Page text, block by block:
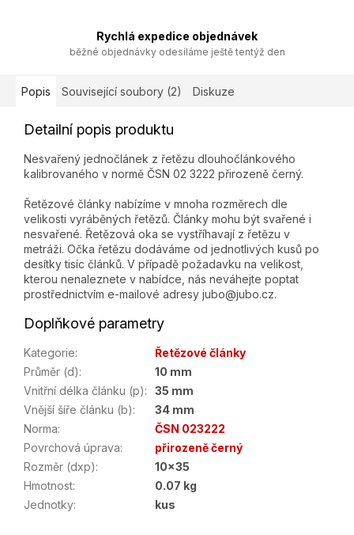
Rychlá expedice objednávek
běžné objednávky odesíláme ještě tentýž den
Popis Související soubory (2) Diskuze
Detailní popis produktu
Nesvařený jednočlánek z řetězu dlouhočlánkového
kalibrovaného v normě ČSN 02 3222 přirozeně černý.
Řetězové články nabízíme v mnoha rozměrech dle
velikosti vyráběných řetězů. Články mohu být svařené i
nesvařené. Řetězová oka se vystříhavají z řetězu v
metráži. Očka řetězu dodáváme od jednotlivých kusů po
desítky tisíc článků. V případě požadavku na velikost,
kterou nenaleznete v nabídce, nás neváhejte poptat
prostřednictvím e-mailové adresy jubo@jubo.cz.
Doplňkové parametry
Kategorie:
Řetězové články
Průměr (d):
10 mm
Vnitřní délka článku (p):
35 mm
Vnější šíře článku (b):
34 mm
Norma:
ČSN 023222
Povrchová úprava:
přirozeně černý
Rozměr (dxp):
10x35
Hmotnost:
0.07 kg
Jednotky: kus